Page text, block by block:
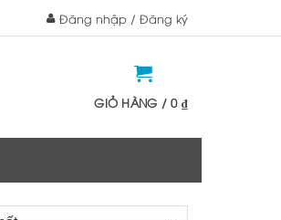
Đăng nhập / Đăng ký
GIỎ HÀNG /0 ₫